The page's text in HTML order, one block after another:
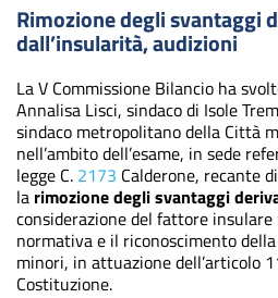
Rimozione degli svantaggi
dall’insularità, audizioni
La V Commissione Bilancio ha
Annalisa Lisci, sindaco di Isole
sindaco metropolitano della Città
nell’ambito dell’esame, in sede
legge C. 2173 Calderone, recante
la rimozione degli svantaggi
considerazione del fattore
normativa e il riconoscimento
minori, in attuazione dell’articolo
Costituzione.